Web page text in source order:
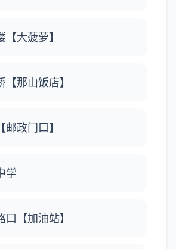
【大菠萝】
【那山饭店】
邮政门口】
学
口【加油站】